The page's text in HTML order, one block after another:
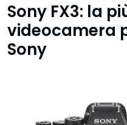
Sony FX3: la
videocamera
Sony